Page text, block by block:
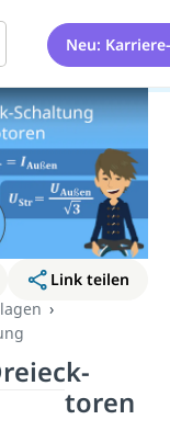
Neu:
Link teilen
Motoren